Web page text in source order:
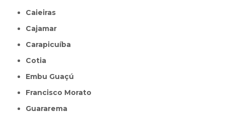
Caieiras
Cajamar
Carapicuíba
Cotia
Embu Guaçú
Francisco Morato
Guararema